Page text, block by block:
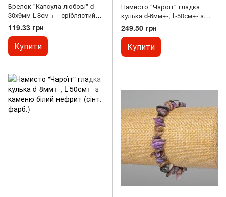
Брелок "Капcула любові" d-
30х9мм L-8см + - сріблястий
метал
119.33 грн
Купити
Намисто "Чароїт" гладка
кулька d-6мм+-, L-50см+- з
каменю білий нефрит (сінт.
фарб.)
249.50 грн
Купити